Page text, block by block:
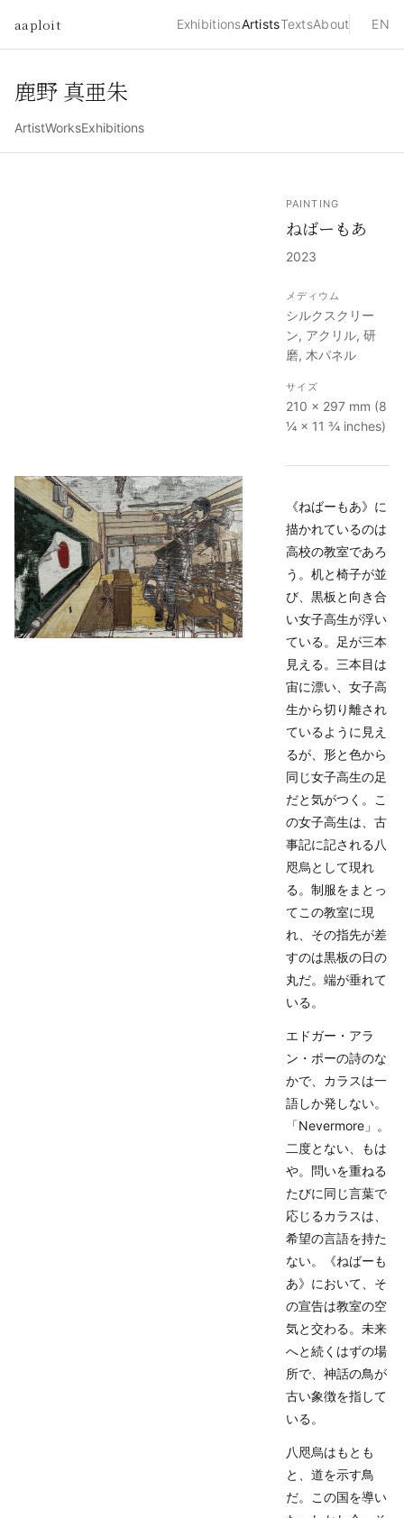
aaploit ExhibitionsArtistsTextsAbout EN
鹿野 真亜朱
ArtistWorksExhibitions
PAINTING
ねばーもあ
2023
メディウム
シルクスクリー
ン, アクリル, 研
磨, 木パネル
サイズ
210 × 297 mm (8
¼ × 11 ¾ inches)
《ねばーもあ》に
描かれているのは
高校の教室であろ
う。机と椅子が並
び、黒板と向き合
い女子高生が浮い
ている。足が三本
見える。三本目は
宙に漂い、女子高
生から切り離され
ているように見え
るが、形と色から
同じ女子高生の足
だと気がつく。こ
の女子高生は、古
事記に記される八
咫烏として現れ
る。制服をまとっ
てこの教室に現
れ、その指先が差
すのは黒板の日の
丸だ。端が垂れて
いる。
エドガー・アラ
ン・ポーの詩のな
かで、カラスは一
語しか発しない。
「Nevermore」。
二度とない、もは
や。問いを重ねる
たびに同じ言葉で
応じるカラスは、
希望の言語を持た
ない。《ねばーも
あ》において、そ
の宣告は教室の空
気と交わる。未来
へと続くはずの場
所で、神話の鳥が
古い象徴を指して
いる。
八咫烏はもとも
と、道を示す鳥
だ。この国を導い